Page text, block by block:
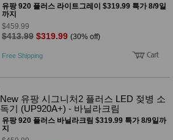
유팡 920 플러스 라이트그레이 $319.99 특가 8/9일
까지
$459.99
$413.99 $319.99 (30% off)
Free Shipping
New 유팡 시그니처2 플러스 LED 젖병 소
독기 (UP920A+) - 바닐라크림
유팡 920 플러스 바닐라크림 $319.99 특가 8/9일까
지